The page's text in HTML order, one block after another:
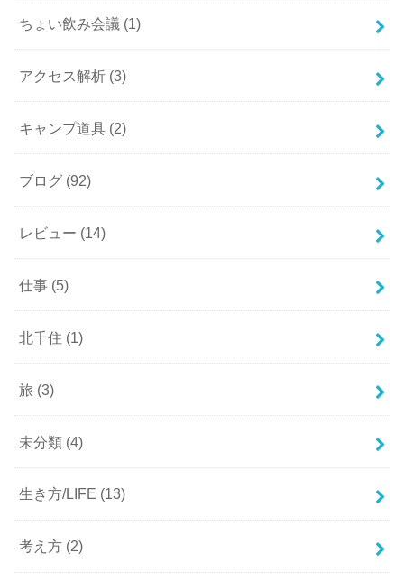
ちょい飲み会議 (1)
アクセス解析 (3)
キャンプ道具 (2)
ブログ (92)
レビュー (14)
仕事 (5)
北千住 (1)
旅 (3)
未分類 (4)
生き方/LIFE (13)
考え方 (2)